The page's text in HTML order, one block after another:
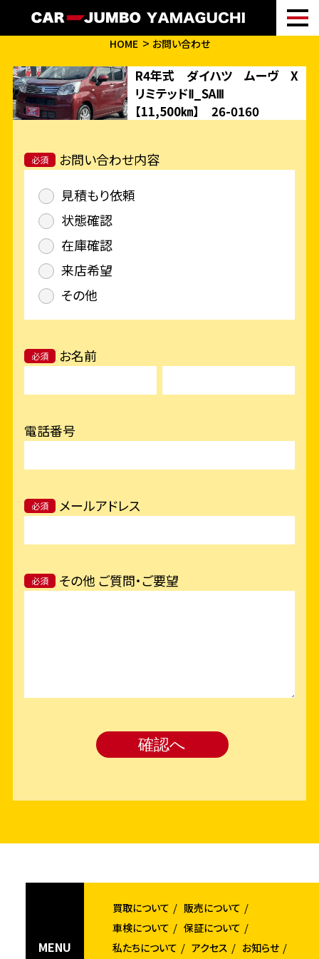
HOME お問い合わせ
R4年式 ダイハツ ムーヴ X
リミテッドⅡ_SAⅢ
【11,500㎞】 26-0160
必須
お問い合わせ内容
見積もり依頼
状態確認
在庫確認
来店希望
その他
必須 お名前
電話番号
必須 メールアドレス
必須 その他 ご質問・ご要望
MENU
買取について
販売について
車検について
保証について
私たちについて
アクセス お知らせ